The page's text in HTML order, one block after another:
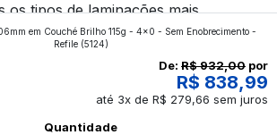
os tipos de laminações mais
da gráfica FuturaIM? Então,
que vamos revelar para você!
em Couché Brilho 115g - 4x0 - Sem Enobrecimento -
Refile(5124)
De: R$ 932,00 por
R$ 838,99
até 3x de R$ 279,66 sem juros
Quantidade